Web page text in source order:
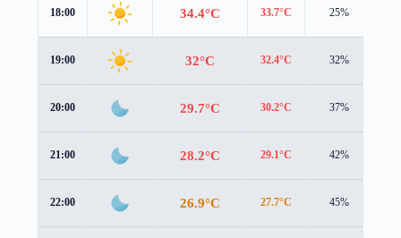
18:00 34.4°C 33.7°C 25%
19:00 32°C 32.4°C 32%
20:00 29.7°C 30.2°C 37%
21:00 28.2°C 29.1°C 42%
22:00 26.9°C 27.7°C 45%